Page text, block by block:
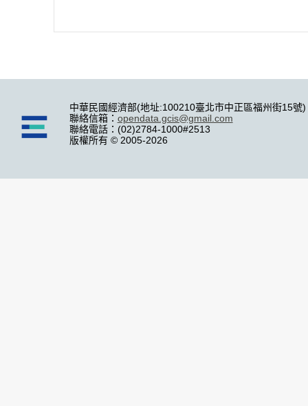
中華民國經濟部(地址:100210臺北市中正區福州街15號)
聯絡信箱： opendata.gcis@gmail.com
聯絡電話：(02)2784-1000#2513
版權所有 © 2005-2026